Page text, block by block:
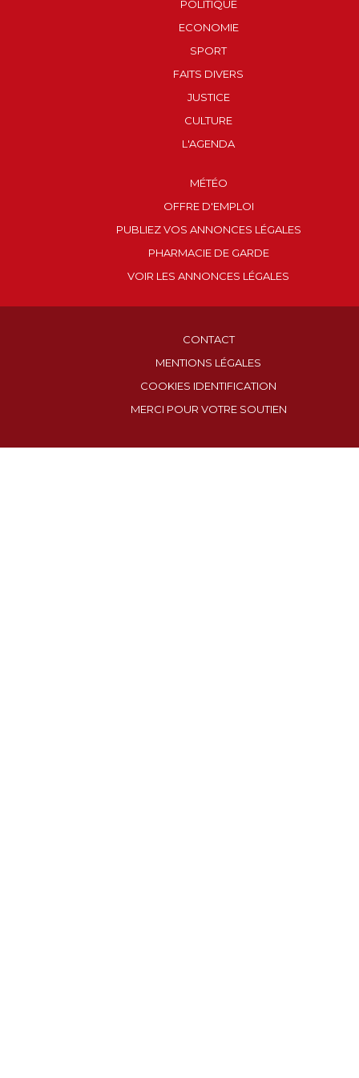
POLITIQUE
ECONOMIE
SPORT
FAITS DIVERS
JUSTICE
CULTURE
L'AGENDA
MÉTÉO
OFFRE D'EMPLOI
PUBLIEZ VOS ANNONCES LÉGALES
PHARMACIE DE GARDE
VOIR LES ANNONCES LÉGALES
CONTACT
MENTIONS LÉGALES
COOKIES IDENTIFICATION
MERCI POUR VOTRE SOUTIEN